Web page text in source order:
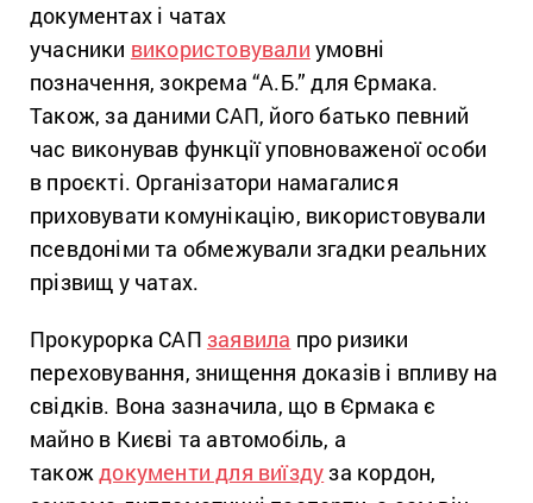
документах і чатах
учасники використовували умовні
позначення, зокрема “А.Б.” для Єрмака.
Також, за даними САП, його батько певний
час виконував функції уповноваженої особи
в проєкті. Організатори намагалися
приховувати комунікацію, використовували
псевдоніми та обмежували згадки реальних
прізвищ у чатах.
Прокурорка САП заявила про ризики
переховування, знищення доказів і впливу на
свідків. Вона зазначила, що в Єрмака є
майно в Києві та автомобіль, а
такождокументи для виїздуза кордон,